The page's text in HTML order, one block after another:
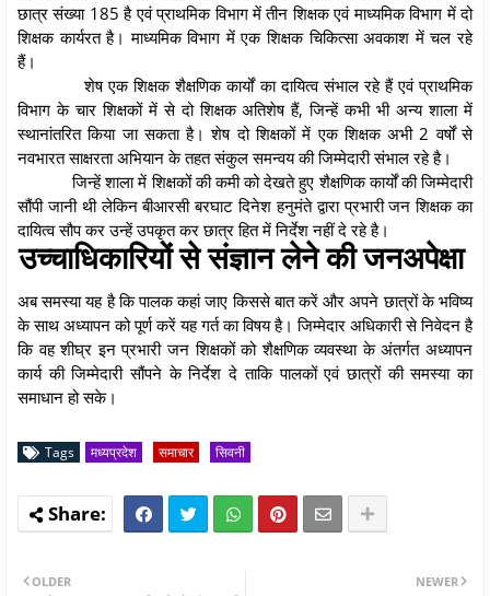
छात्र संख्या 185 है एवं प्राथमिक विभाग में तीन शिक्षक एवं माध्यमिक विभाग में दो
शिक्षक कार्यरत है। माध्यमिक विभाग में एक शिक्षक चिकित्सा अवकाश में चल रहे
हैं।
शेष एक शिक्षक शैक्षणिक कार्यों का दायित्व संभाल रहे हैं एवं प्राथमिक
विभाग के चार शिक्षकों में से दो शिक्षक अतिशेष हैं, जिन्हें कभी भी अन्य शाला में
स्थानांतरित किया जा सकता है। शेष दो शिक्षकों में एक शिक्षक अभी 2 वर्षों से
नवभारत साक्षरता अभियान के तहत संकुल समन्वय की जिम्मेदारी संभाल रहे है।
जिन्हें शाला में शिक्षकों की कमी को देखते हुए शैक्षणिक कार्यों की जिम्मेदारी
सौंपी जानी थी लेकिन बीआरसी बरघाट दिनेश हनुमंते द्वारा प्रभारी जन शिक्षक का
दायित्व सौप कर उन्हें उपकृत कर छात्र हित में निर्देश नहीं दे रहे है।
उच्चाधिकारियों से संज्ञान लेने की जनअपेक्षा
अब समस्या यह है कि पालक कहां जाए किससे बात करें और अपने छात्रों के भविष्य
के साथ अध्यापन को पूर्ण करें यह गर्त का विषय है। जिम्मेदार अधिकारी से निवेदन है
कि वह शीघ्र इन प्रभारी जन शिक्षकों को शैक्षणिक व्यवस्था के अंतर्गत अध्यापन
कार्य की जिम्मेदारी सौंपने के निर्देश दे ताकि पालकों एवं छात्रों की समस्या का
समाधान हो सके।
Tags मध्यप्रदेश समाचार सिवनी
NEWER
OLDER